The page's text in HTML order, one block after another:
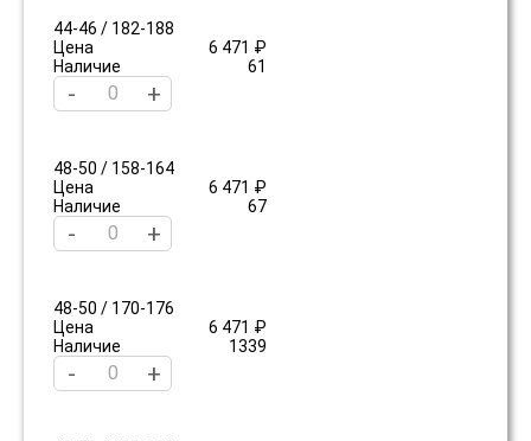
44-46 / 182-188
Цена
6 471 ₽
Наличие
61
- +
48-50 / 158-164
Цена
6 471 ₽
Наличие
67
- +
48-50 / 170-176
Цена
6 471 ₽
Наличие
1339
- +